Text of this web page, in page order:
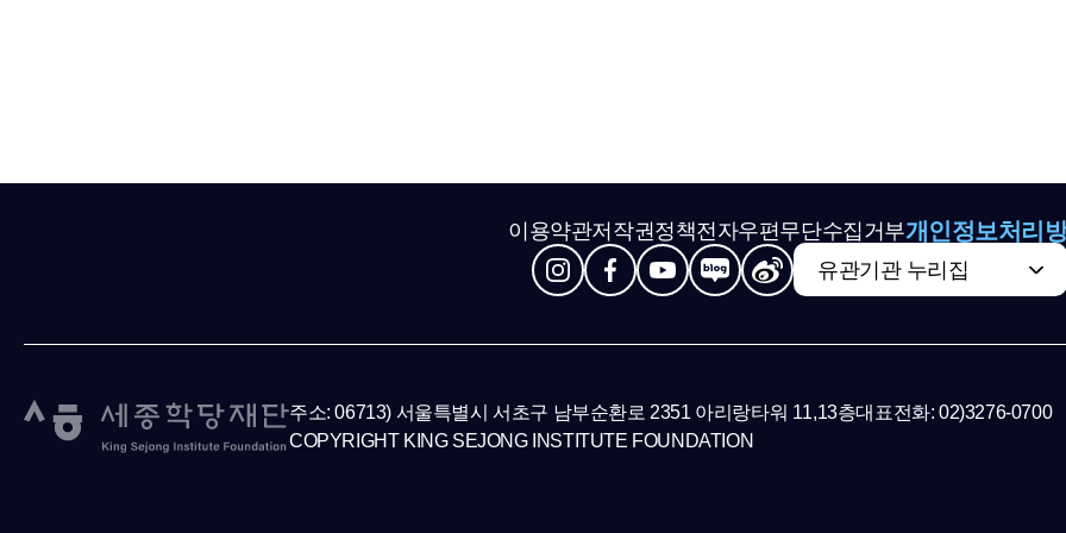
이용약관저작권정책전자우편무단수집거부개인정보처리
유관기관 누리집
주소: 06713) 서울특별시 서초구 남부순환로 2351 아리랑타워 11,13층대표전화: 02)3276-0700
COPYRIGHT KING SEJONG INSTITUTE FOUNDATION